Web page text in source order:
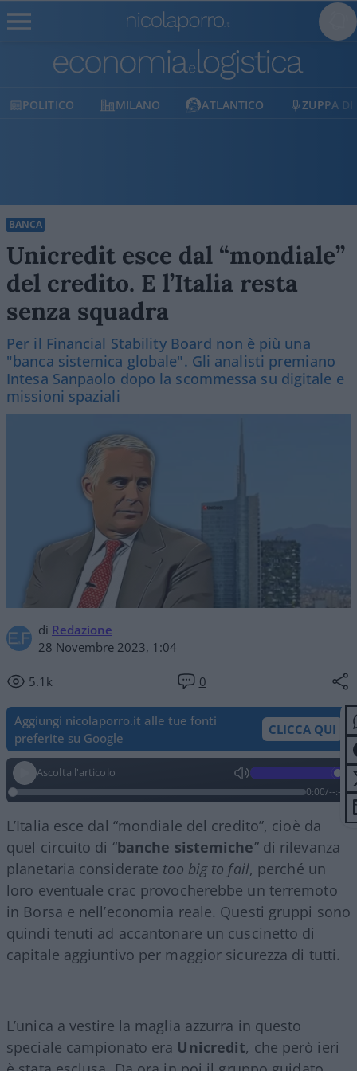
POLITICO MILANO ATLANTICO ZUPPA DI
BANCA
Unicredit esce dal “mondiale”
del credito. E l’Italia resta
senza squadra
Per il Financial Stability Board non è più una
"banca sistemica globale". Gli analisti premiano
Intesa Sanpaolo dopo la scommessa su digitale e
missioni spaziali
di Redazione
28 Novembre 2023, 1:04
5.1k 0
Aggiungi nicolaporro.it alle tue fonti
preferite su Google
CLICCA QUI
Ascolta l'articolo
0:00/--:--
L’Italia esce dal “mondiale del credito”, cioè da
quel circuito di “banche sistemiche” di rilevanza
planetaria considerate too big to fail, perché un
loro eventuale crac provocherebbe un terremoto
in Borsa e nell’economia reale. Questi gruppi sono
quindi tenuti ad accantonare un cuscinetto di
capitale aggiuntivo per maggior sicurezza di tutti.
L’unica a vestire la maglia azzurra in questo
speciale campionato era Unicredit, che però ieri